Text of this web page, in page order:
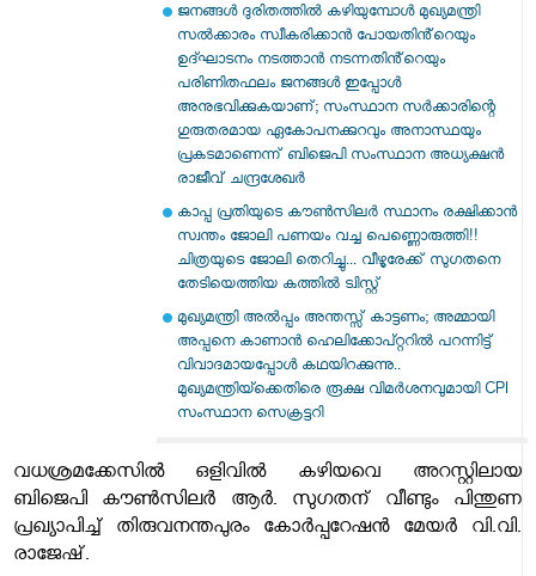
ജനങ്ങൾ ദുരിതത്തിൽ കഴിയുമ്പോൾ മുഖ്യമന്ത്രി
സൽക്കാരം സ്വീകരിക്കാൻ പോയതിൻ്റെയും
ഉദ്ഘാടനം നടത്താൻ നടന്നതിൻ്റെയും
പരിണിതഫലം ജനങ്ങൾ ഇപ്പോൾ
അനുഭവിക്കുകയാണ്; സംസ്ഥാന സർക്കാരിന്റെ
ഗുരുതരമായ ഏകോപനക്കുറവും അനാസ്ഥയും
പ്രകടമാണെന്ന് ബിജെപി സംസ്ഥാന അധ്യക്ഷൻ
രാജീവ് ചന്ദ്രശേഖർ
കാപ്പ പ്രതിയുടെ കൗൺസിലർ സ്ഥാനം രക്ഷിക്കാൻ
സ്വന്തം ജോലി പണയം വച്ച പെണ്ണൊരുത്തി!!
ചിത്രയുടെ ജോലി തെറിച്ചു... വീഴൂരേക്ക് സു​ഗതനെ
തേടിയെത്തിയ കത്തിൽ ട്വിസ്റ്റ്
മുഖ്യമന്ത്രി അൽപ്പം അന്തസ്സ് കാട്ടണം; അമ്മായി
അപ്പനെ കാണാൻ ഹെലിക്കോപ്റ്ററിൽ പറന്നിട്ട്
വിവാദമായപ്പോൾ കഥയിറക്കുന്നു..
മുഖ്യമന്ത്രിയ്ക്കെതിരെ രൂക്ഷ വിമർശനവുമായി CPI
സംസ്ഥാന സെക്രട്ടറി
വധശ്രമക്കേസിൽ ഒളിവിൽ കഴിയവെ അറസ്റ്റിലായ
ബിജെപി കൗൺസിലർ ആർ. സുഗതന് വീണ്ടും പിന്തുണ
പ്രഖ്യാപിച്ച് തിരുവനന്തപുരം കോർപ്പറേഷൻ മേയർ വി.വി.
രാജേഷ്.